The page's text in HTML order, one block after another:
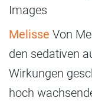
Images
Melisse Von
den sedativen
Wirkungen
hoch